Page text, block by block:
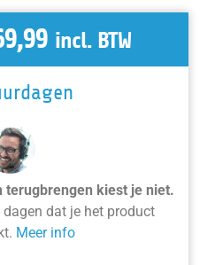
incl. BTW
terugbrengen kiest je niet.
dat je het product
Meer info